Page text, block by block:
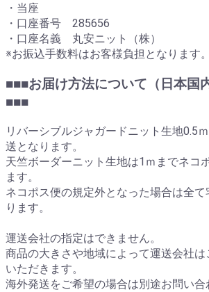
・当座
・口座番号 285656
・口座名義 丸安ニット（株）
※お振込手数料はお客様負担となります。
■■■お届け方法について（日本国
■■■
リバーシブルジャガードニット生地0.5
送となります。
天竺ボーダーニット生地は1ｍまでネコ
ます。
ネコポス便の規定外となった場合は全
ります。
運送会社の指定はできません。
商品の大きさや地域によって運送会社
いただきます。
海外発送をご希望の場合は別途お問い合